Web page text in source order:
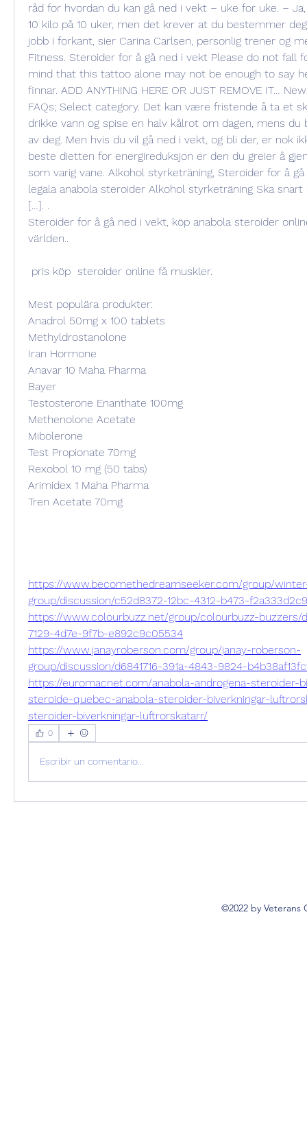
råd for hvordan du kan gå ned i vekt – uke for uke. –
10 kilo på 10 uker, men det krever at du bestemmer
jobb i forkant, sier Carina Carlsen, personlig trener og
Fitness. Steroider for å gå ned i vekt Please do not fall
mind that this tattoo alone may not be enough to say
finnar. ADD ANYTHING HERE OR JUST REMOVE IT…
FAQs; Select category. Det kan være fristende å ta et
drikke vann og spise en halv kålrot om dagen, mens du
av deg. Men hvis du vil gå ned i vekt, og bli der, er nok
beste dietten for energireduksjon er den du greier å
som varig vane. Alkohol styrketräning, Steroider for å
legala anabola steroider Alkohol styrketräning Ska
[…]. .
Steroider for å gå ned i vekt, köp anabola steroider
världen..
pris köp  steroider online få muskler.
Mest populära produkter:
Anadrol 50mg x 100 tablets
Methyldrostanolone
Iran Hormone
Anavar 10 Maha Pharma
Bayer
Testosterone Enanthate 100mg
Methenolone Acetate
Mibolerone
Test Propionate 70mg
Rexobol 10 mg (50 tabs)
Arimidex 1 Maha Pharma
Tren Acetate 70mg
https://www.becomethedreamseeker.com/group/
group/discussion/c52d8372-12bc-4312-b473-
https://www.colourbuzz.net/group/colourbuzz-buzzers/
7129-4d7e-9f7b-e892c9c05534
https://www.janayroberson.com/group/janay-roberson-
group/discussion/d6841716-391a-4843-9824-
https://euromacnet.com/anabola-androgena-steroider-
steroide-quebec-anabola-steroider-biverkningar-
steroider-biverkningar-luftrorskatarr/
0
Escribir un comentario...
©2022 by Veterans